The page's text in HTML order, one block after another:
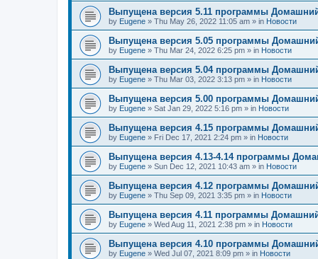
Выпущена версия 5.11 программы
by Eugene » Thu May 26, 2022 11:05 am » in Новости
Выпущена версия 5.05 программы
by Eugene » Thu Mar 24, 2022 6:25 pm » in Новости
Выпущена версия 5.04 программы
by Eugene » Thu Mar 03, 2022 3:13 pm » in Новости
Выпущена версия 5.00 программы
by Eugene » Sat Jan 29, 2022 5:16 pm » in Новости
Выпущена версия 4.15 программы
by Eugene » Fri Dec 17, 2021 2:24 pm » in Новости
Выпущена версия 4.13-4.14 программы
by Eugene » Sun Dec 12, 2021 10:43 am » in Новости
Выпущена версия 4.12 программы
by Eugene » Thu Sep 09, 2021 3:35 pm » in Новости
Выпущена версия 4.11 программы
by Eugene » Wed Aug 11, 2021 2:38 pm » in Новости
Выпущена версия 4.10 программы
by Eugene » Wed Jul 07, 2021 8:09 pm » in Новости